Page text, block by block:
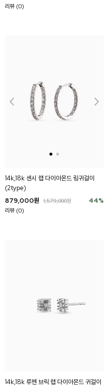
리뷰 (0)
14k,18k 센시 랩 다이아몬드 링귀걸이
(2type)
44%
879,000원 1,579,000원
리뷰 (0)
14k,18k 루멘 브릭 랩 다이아몬드 귀걸이